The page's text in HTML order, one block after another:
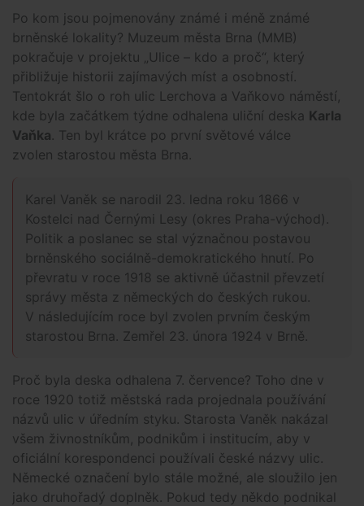
Po kom jsou pojmenovány známé i méně známé
brněnské lokality? Muzeum města Brna (MMB)
pokračuje v projektu „Ulice – kdo a proč“, který
přibližuje historii zajímavých míst a osobností.
Tentokrát šlo o roh ulic Lerchova a Vaňkovo náměstí,
kde byla začátkem týdne odhalena uliční deska Karla
Vaňka. Ten byl krátce po první světové válce
zvolen starostou města Brna.
Karel Vaněk se narodil 23. ledna roku 1866 v
Kostelci nad Černými Lesy (okres Praha-východ).
Politik a poslanec se stal význačnou postavou
brněnského sociálně-demokratického hnutí. Po
převratu v roce 1918 se aktivně účastnil převzetí
správy města z německých do českých rukou.
V následujícím roce byl zvolen prvním českým
starostou Brna. Zemřel 23. února 1924 v Brně.
Proč byla deska odhalena 7. července? Toho dne v
roce 1920 totiž městská rada projednala používání
názvů ulic v úředním styku. Starosta Vaněk nakázal
všem živnostníkům, podnikům i institucím, aby v
oficiální korespondenci používali české názvy ulic.
Německé označení bylo stále možné, ale sloužilo jen
jako druhořadý doplněk. Pokud tedy někdo podnikal